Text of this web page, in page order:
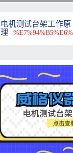
电机测试台架工作原
理